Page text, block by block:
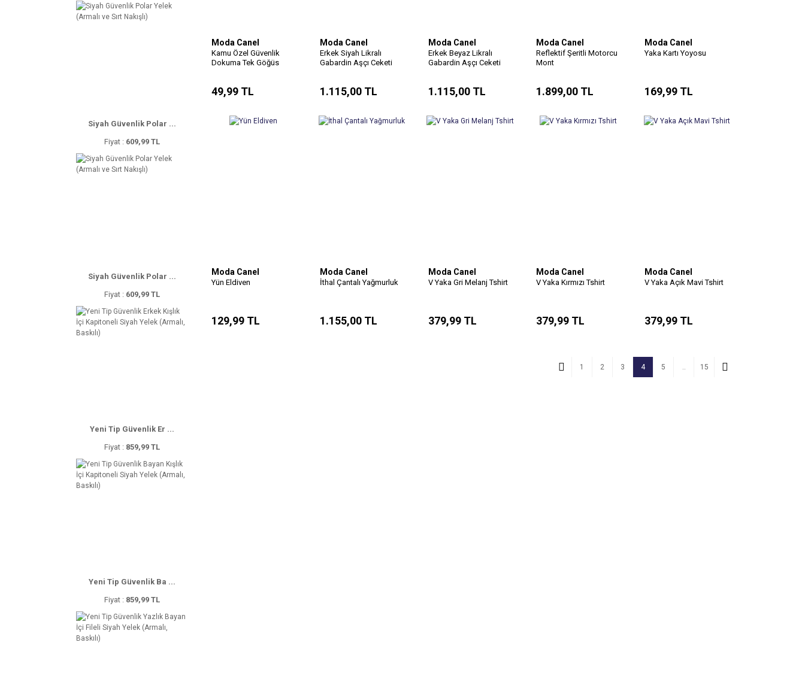
Siyah Güvenlik Polar ...
Fiyat : 609,99 TL
Siyah Güvenlik Polar ...
Fiyat : 609,99 TL
Yeni Tip Güvenlik Er ...
Fiyat : 859,99 TL
Yeni Tip Güvenlik Ba ...
Fiyat : 859,99 TL
Moda Canel
Kamu Özel Güvenlik
Dokuma Tek Göğüs
49,99 TL
Moda Canel
Erkek Siyah Likralı
Gabardin Aşçı Ceketi
1.115,00 TL
Moda Canel
Erkek Beyaz Likralı
Gabardin Aşçı Ceketi
1.115,00 TL
Moda Canel
Reflektif Şeritli Motorcu
Mont
1.899,00 TL
Moda Canel
Yaka Kartı Yoyosu
169,99 TL
Moda Canel
Yün Eldiven
129,99 TL
Moda Canel
İthal Çantalı Yağmurluk
1.155,00 TL
Moda Canel
V Yaka Gri Melanj Tshirt
379,99 TL
Moda Canel
V Yaka Kırmızı Tshirt
379,99 TL
Moda Canel
V Yaka Açık Mavi Tshirt
379,99 TL
1 2 3 4 5 15